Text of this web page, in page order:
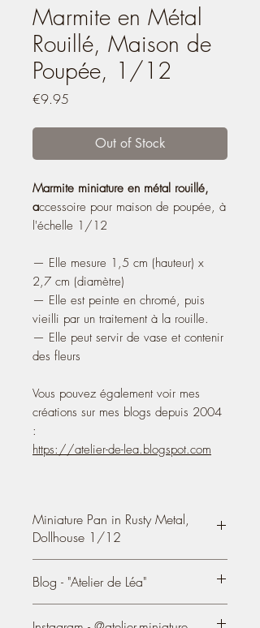
Marmite en Métal
Rouillé, Maison de
Poupée, 1/12
€9.95
Out of Stock
Marmite miniature en métal rouillé,
accessoire pour maison de poupée, à
l'échelle 1/12
— Elle mesure 1,5 cm (hauteur) x
2,7 cm (diamètre)
— Elle est peinte en chromé, puis
vieilli par un traitement à la rouille.
— Elle peut servir de vase et contenir
des fleurs
Vous pouvez également voir mes
créations sur mes blogs depuis 2004
:
https://atelier-de-lea.blogspot.com
Miniature Pan in Rusty Metal,
Dollhouse 1/12
Dollhouse 1:12th scale
- It measures 1,5 cm (height) 0.59'' x
Blog - "Atelier de Léa"